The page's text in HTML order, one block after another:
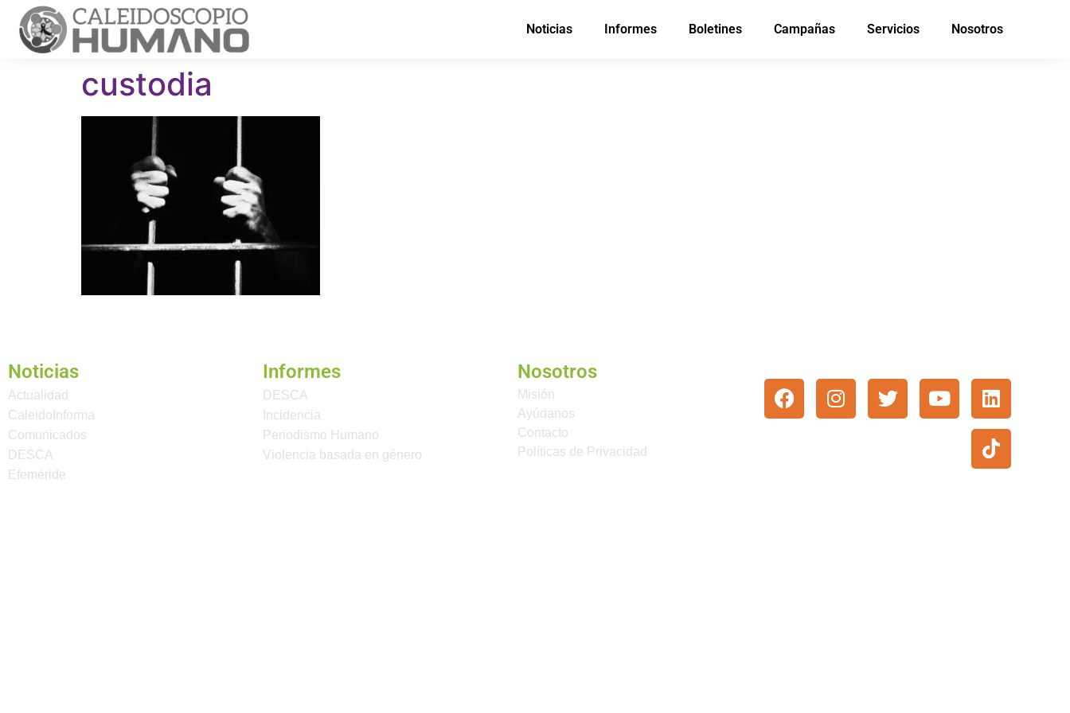
Noticias Informes Boletines Campañas Servicios Nosotros
custodia
Noticias
Actualidad
CaleidoInforma
Comunicados
DESCA
Efeméride
Informes
DESCA
Incidencia
Periodismo Humano
Violencia basada en género
Nosotros
Misión
Ayúdanos
Contacto
Políticas de Privacidad